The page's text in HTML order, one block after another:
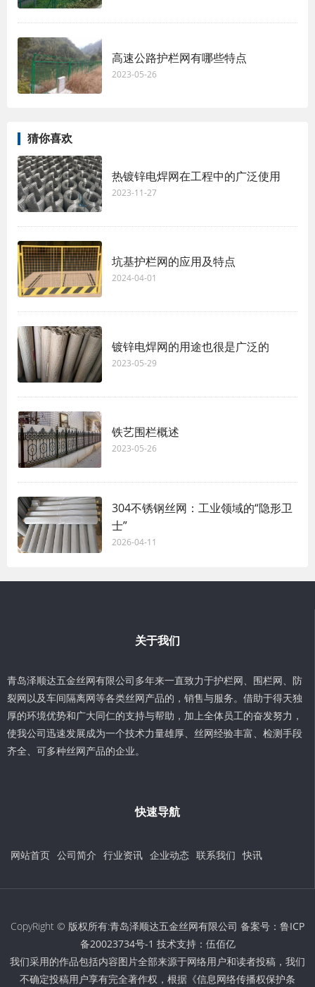
高速公路护栏网有哪些特点
2023-05-26
猜你喜欢
热镀锌电焊网在工程中的广泛使用
2023-11-27
坑基护栏网的应用及特点
2024-04-01
镀锌电焊网的用途也很是广泛的
2023-05-29
铁艺围栏概述
2023-05-26
304不锈钢丝网：工业领域的“隐形卫
士”
2026-04-11
关于我们
青岛泽顺达五金丝网有限公司多年来一直致力于护栏网、围栏网、防
裂网以及车间隔离网等各类丝网产品的，销售与服务。借助于得天独
厚的环境优势和广大同仁的支持与帮助，加上全体员工的奋发努力，
使我公司迅速发展成为一个技术力量雄厚、丝网经验丰富、检测手段
齐全、可多种丝网产品的企业。
快速导航
网站首页 公司简介 行业资讯 企业动态 联系我们 快讯
CopyRight © 版权所有:青岛泽顺达五金丝网有限公司 备案号： 鲁ICP
备20023734号-1 技术支持： 伍佰亿
我们采用的作品包括内容图片全部来源于网络用户和读者投稿，我们
不确定投稿用户享有完全著作权，根据《信息网络传播权保护条